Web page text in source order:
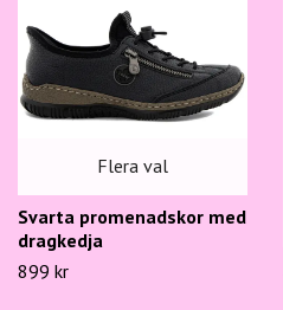
Flera val
Svarta promenadskor med
dragkedja
899 kr